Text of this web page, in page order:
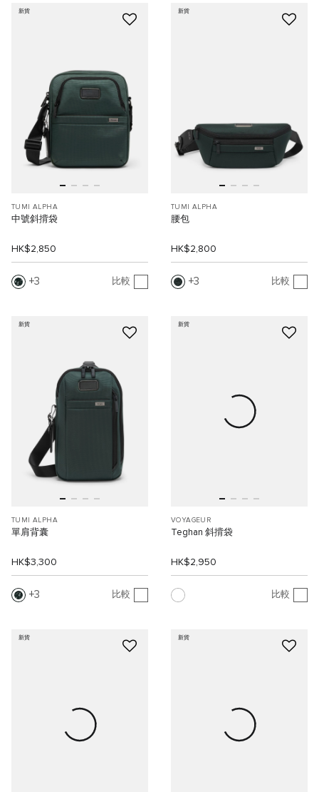
新貨
TUMI ALPHA
中號斜揹袋
HK$2,850
3 比較
新貨
TUMI ALPHA
腰包
HK$2,800
3 比較
新貨
TUMI ALPHA
單肩背囊
HK$3,300
3 比較
新貨
VOYAGEUR
Teghan 斜揹袋
HK$2,950
比較
新貨 新貨